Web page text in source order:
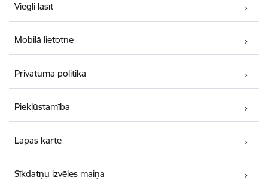
Viegli lasīt
Mobilā lietotne
Privātuma politika
Piekļūstamība
Lapas karte
Sīkdatņu izvēles maiņa